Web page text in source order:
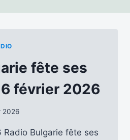
fête ses
février 2026
2026
Radio Bulgarie fête ses